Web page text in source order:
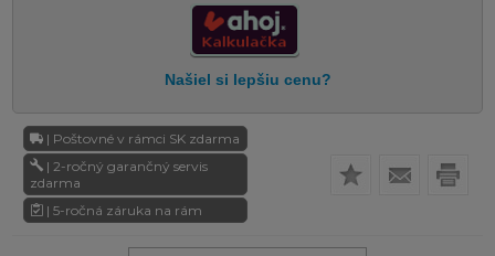
| Poštovné v rámci SK zdarma
| 2-ročný garančný servis
zdarma
| 5-ročná záruka na rám